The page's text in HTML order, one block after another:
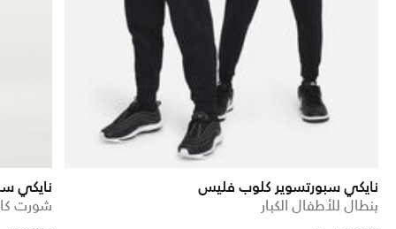
نايكي سبورتسوير كلوب فليس
بنطال للأطفال الكبار
نايكي
شورت